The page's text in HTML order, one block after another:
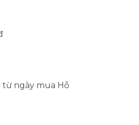
ngày mua Hỗ